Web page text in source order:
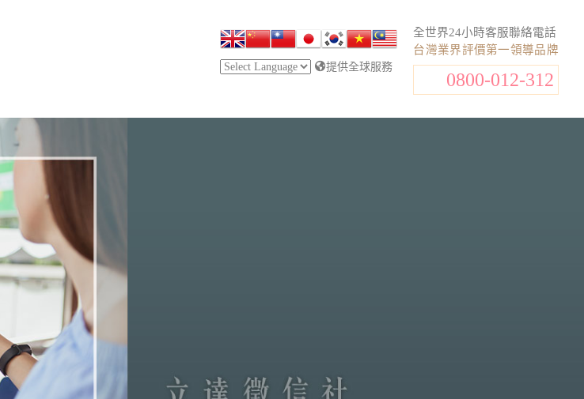
全世界24小時客服聯絡電話
台灣業界評價第一領導品牌
0800-012-312
提供全球服務